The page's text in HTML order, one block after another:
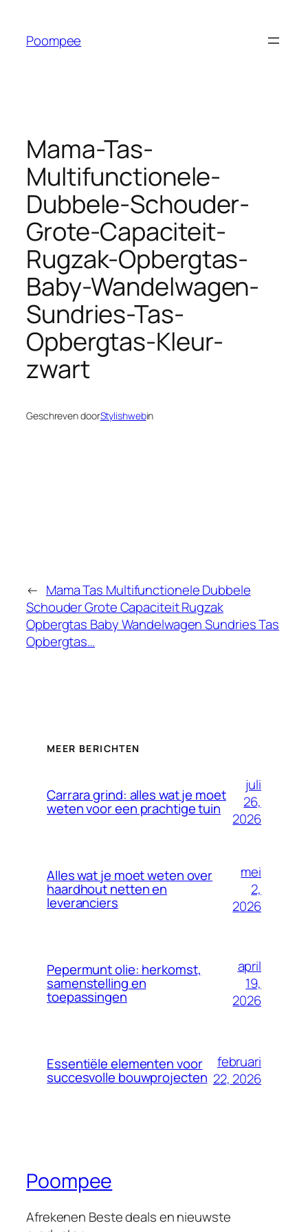
Poompee
Mama-Tas-
Multifunctionele-
Dubbele-Schouder-
Grote-Capaciteit-
Rugzak-Opbergtas-
Baby-Wandelwagen-
Sundries-Tas-
Opbergtas-Kleur-
zwart
Geschreven doorStylishwebin
← Mama Tas Multifunctionele Dubbele
Schouder Grote Capaciteit Rugzak
Opbergtas Baby Wandelwagen Sundries Tas
Opbergtas…
MEER BERICHTEN
Carrara grind: alles wat je moet
weten voor een prachtige tuin
juli
26,
2026
Alles wat je moet weten over
haardhout netten en
leveranciers
mei
2,
2026
Pepermunt olie: herkomst,
samenstelling en
toepassingen
april
19,
2026
Essentiële elementen voor
succesvolle bouwprojecten
februari
22, 2026
Poompee
Afrekenen Beste deals en nieuwste